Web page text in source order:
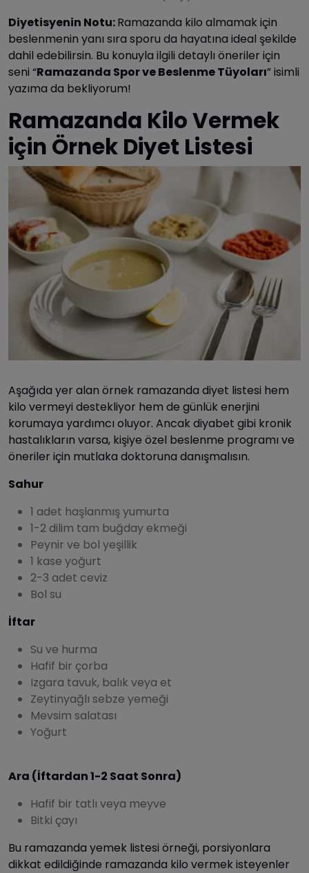
Diyetisyenin Notu:Ramazanda kilo almamak için
beslenmenin yanı sıra sporu da hayatına ideal şekilde
dahil edebilirsin. Bu konuyla ilgili detaylı öneriler için
seni “Ramazanda Spor ve Beslenme Tüyoları” isimli
yazıma da bekliyorum!
Ramazanda Kilo Vermek
için Örnek Diyet Listesi
Aşağıda yer alan örnek ramazanda diyet listesi hem
kilo vermeyi destekliyor hem de günlük enerjini
korumaya yardımcı oluyor. Ancak diyabet gibi kronik
hastalıkların varsa, kişiye özel beslenme programı ve
öneriler için mutlaka doktoruna danışmalısın.
Sahur
1 adet haşlanmış yumurta
1-2 dilim tam buğday ekmeği
Peynir ve bol yeşillik
1 kase yoğurt
2-3 adet ceviz
Bol su
İftar
Su ve hurma
Hafif bir çorba
Izgara tavuk, balık veya et
Zeytinyağlı sebze yemeği
Mevsim salatası
Yoğurt
Ara (İftardan 1-2 Saat Sonra)
Hafif bir tatlı veya meyve
Bitki çayı
Bu ramazanda yemek listesi örneği, porsiyonlara
dikkat edildiğinde ramazanda kilo vermek isteyenler